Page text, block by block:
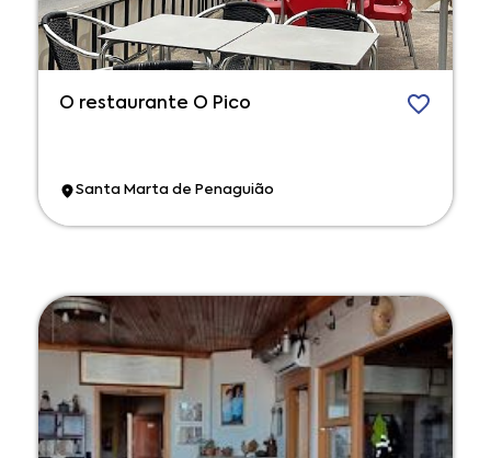
O restaurante O Pico
Santa Marta de Penaguião